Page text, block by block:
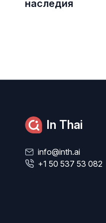
наследия
In Thai
info@inth.ai
+1 50 537 53 082